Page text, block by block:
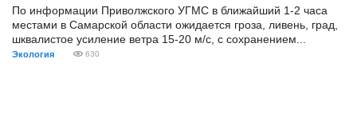
По информации Приволжского УГМС в ближайший 1-2 часа
местами в Самарской области ожидается гроза, ливень, град,
шквалистое усиление ветра 15-20 м/с, с сохранением...
Экология 630